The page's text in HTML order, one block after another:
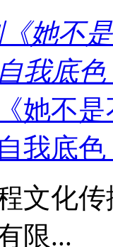
她不
我底色
她不
我底色
文化
限...